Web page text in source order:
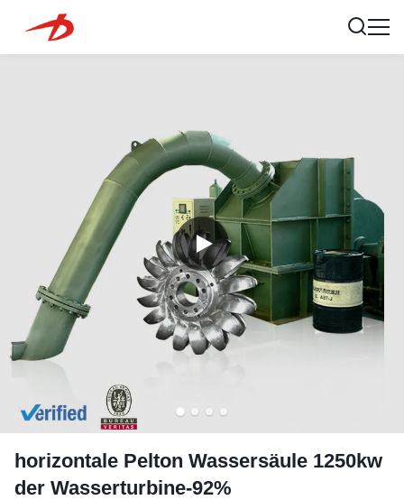
horizontale Pelton Wassersäule 1250kw
der Wasserturbine-92%